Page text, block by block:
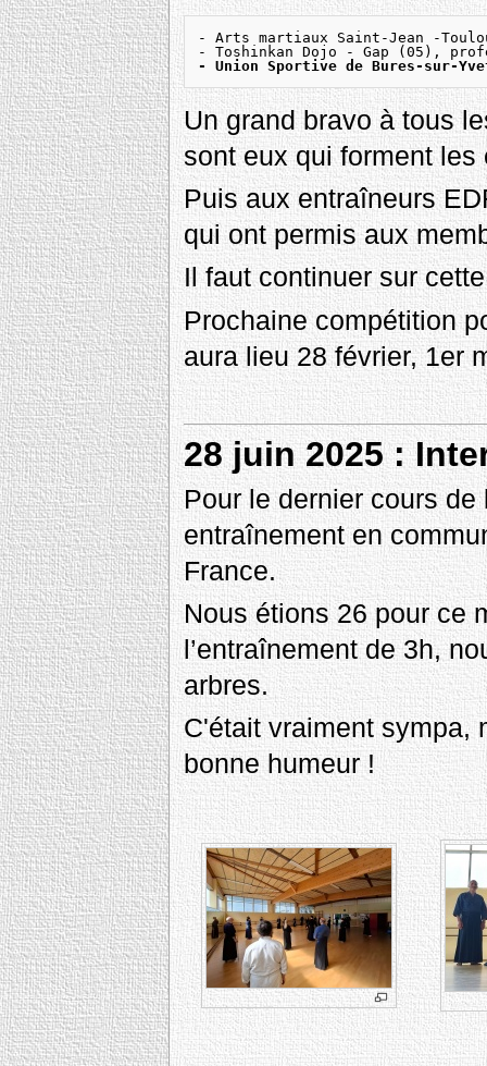
- Arts martiaux Saint-Jean -
- Union Sportive de Bures-sur-
Un grand bravo à tous
sont eux qui forment les
Puis aux entraîneurs
qui ont permis aux
Il faut continuer sur
Prochaine compétition
aura lieu 28 février, 1er
28 juin 2025 :
Pour le dernier cours
entraînement en
France.
Nous étions 26 pour ce
l’entraînement de 3h,
arbres.
C'était vraiment sympa,
bonne humeur !